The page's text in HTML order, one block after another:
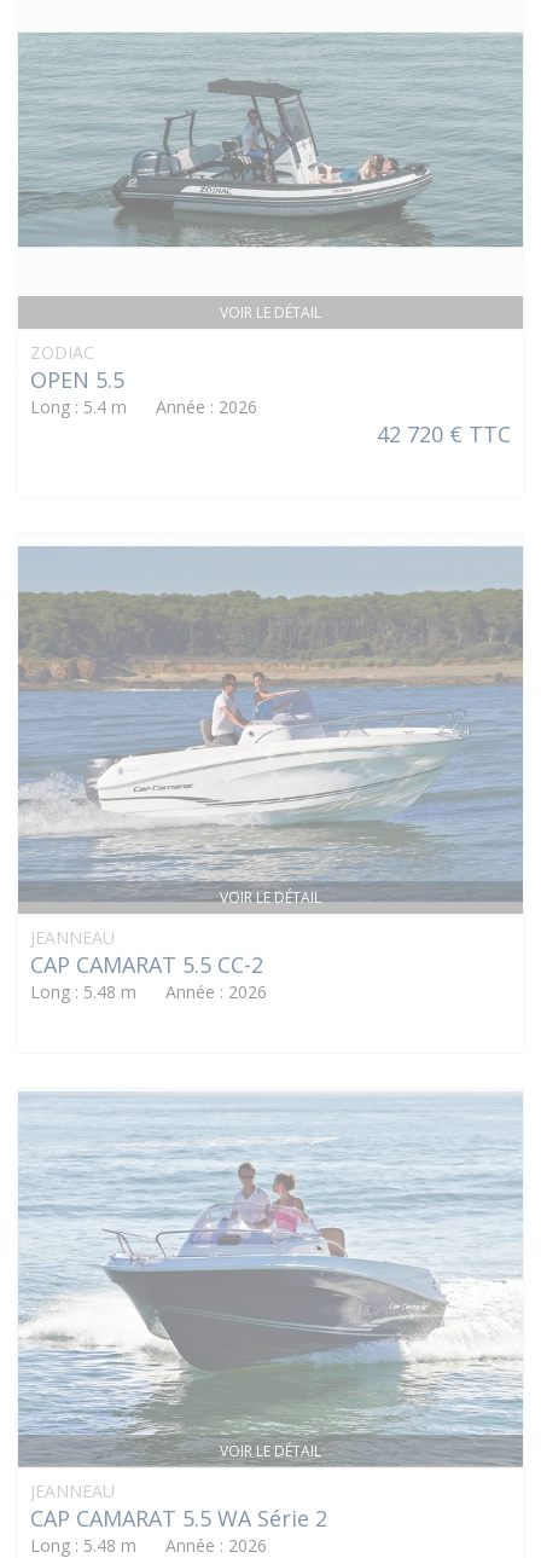
VOIR LE DÉTAIL
ZODIAC
OPEN 5.5
Long : 5.4 m Année : 2026
42 720 € TTC
VOIR LE DÉTAIL
JEANNEAU
CAP CAMARAT 5.5 CC-2
Long : 5.48 m Année : 2026
VOIR LE DÉTAIL
JEANNEAU
CAP CAMARAT 5.5 WA Série 2
Long : 5.48 m Année : 2026